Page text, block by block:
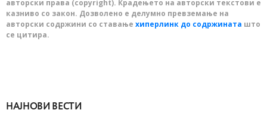
авторски права (copyright). Крадењето на авторски текстови е
казниво со закон. Дозволено е делумно превземање на
авторски содржини со ставање хиперлинк до содржината што
се цитира.
НАЈНОВИ ВЕСТИ